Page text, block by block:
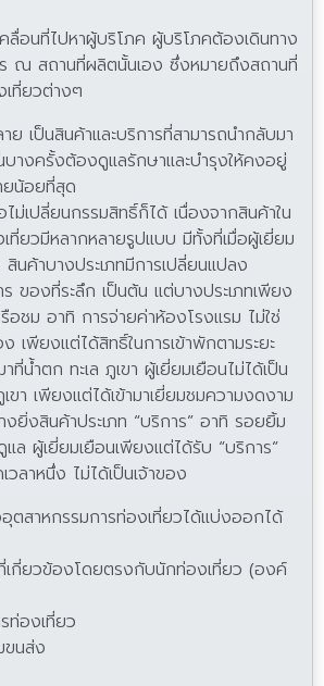
คลื่อนที่ไปหาผู้บริโภค ผู้บริโภคต้องเดินทาง
ณ สถานที่ผลิตนั้นเอง ซึ่งหมายถึงสถานที่
ที่ยวต่างๆ
เป็นสินค้าและบริการที่สามารถนำกลับมา
บางครั้งต้องดูแลรักษาและบำรุงให้คงอยู่
ยน้อยที่สุด
ไม่เปลี่ยนกรรมสิทธิ์ก็ได้ เนื่องจากสินค้าใน
ที่ยวมีหลากหลายรูปแบบ มีทั้งที่เมื่อผู้เยี่ยม
นค้าบางประเภทมีการเปลี่ยนแปลง
ของที่ระลึก เป็นต้น แต่บางประเภทเพียง
อชม อาทิ การจ่ายค่าห้องโรงแรม ไม่ใช่
เพียงแต่ได้สิทธิ์ในการเข้าพักตามระยะ
ที่น้ำตก ทะเล ภูเขา ผู้เยี่ยมเยือนไม่ได้เป็น
ขา เพียงแต่ได้เข้ามาเยี่ยมชมความงดงาม
งยิ่งสินค้าประเภท “บริการ” อาทิ รอยยิ้ม
ล ผู้เยี่ยมเยือนเพียงแต่ได้รับ “บริการ”
เวลาหนึ่ง ไม่ได้เป็นเจ้าของ
สาหกรรมการท่องเที่ยวได้แบ่งออกได้
กี่ยวข้องโดยตรงกับนักท่องเที่ยว (องค์
ท่องเที่ยว
ขนส่ง